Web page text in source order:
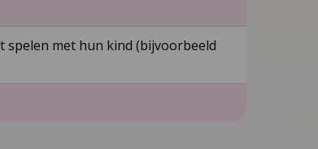
spelen met hun kind (bijvoorbeeld